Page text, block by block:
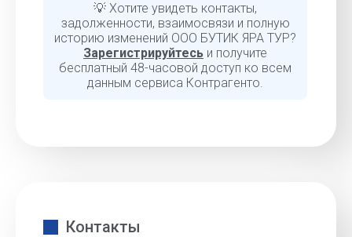
💡 Хотите увидеть контакты,
задолженности, взаимосвязи и полную
историю изменений ООО БУТИК ЯРА ТУР?
Зарегистрируйтесь и получите
бесплатный 48-часовой доступ ко всем
данным сервиса Контрагенто.
Контакты